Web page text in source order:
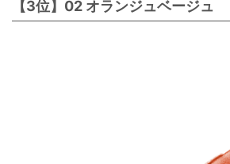
【3位】02 オランジュベージュ